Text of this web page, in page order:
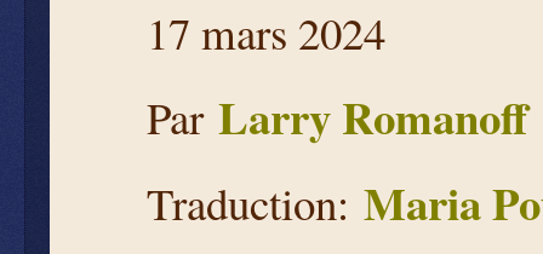
17 mars 2024
Par Larry Romanoff
Traduction: Maria